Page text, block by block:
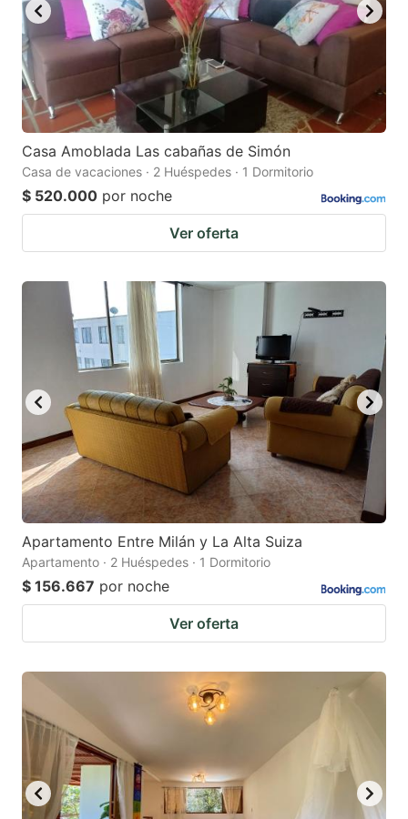
Casa Amoblada Las cabañas de Simón
Casa de vacaciones · 2 Huéspedes · 1 Dormitorio
$ 520.000 por noche
Ver oferta
Apartamento Entre Milán y La Alta Suiza
Apartamento · 2 Huéspedes · 1 Dormitorio
$ 156.667 por noche
Ver oferta